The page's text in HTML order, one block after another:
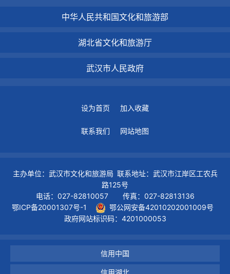
中华人民共和国文化和旅游部
湖北省文化和旅游厅
武汉市人民政府
设为首页 加入收藏
联系我们 网站地图
主办单位：武汉市文化和旅游局 联系地址：武汉市江岸区工农兵
路125号
电话：027-82810057 传真：027-82813136
鄂ICP备20001307号-1
鄂公网安备42010202001009号
政府网站标识码：4201000053
信用中国